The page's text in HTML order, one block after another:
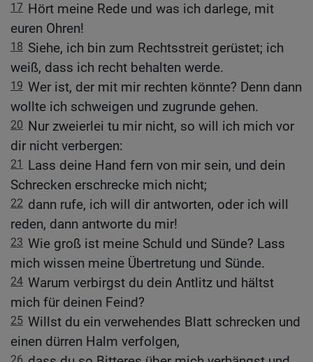
17 Hört meine Rede und was ich darlege, mit
euren Ohren!
18 Siehe, ich bin zum Rechtsstreit gerüstet; ich
weiß, dass ich recht behalten werde.
19 Wer ist, der mit mir rechten könnte? Denn dann
wollte ich schweigen und zugrunde gehen.
20 Nur zweierlei tu mir nicht, so will ich mich vor
dir nicht verbergen:
21 Lass deine Hand fern von mir sein, und dein
Schrecken erschrecke mich nicht;
22 dann rufe, ich will dir antworten, oder ich will
reden, dann antworte du mir!
23 Wie groß ist meine Schuld und Sünde? Lass
mich wissen meine Übertretung und Sünde.
24 Warum verbirgst du dein Antlitz und hältst
mich für deinen Feind?
25 Willst du ein verwehendes Blatt schrecken und
einen dürren Halm verfolgen,